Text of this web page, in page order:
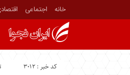
خانه اجتماعی
کد خبر : 3012